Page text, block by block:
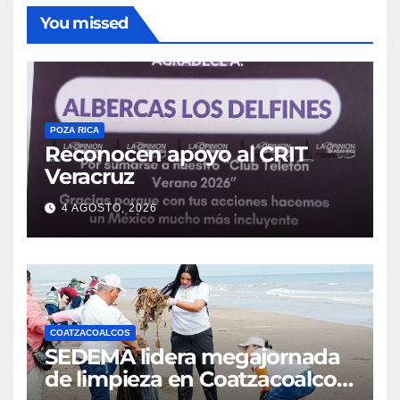
You missed
POZA RICA
Reconocen apoyo al CRIT
Veracruz
4 AGOSTO, 2026
COATZACOALCOS
SEDEMA lidera megajornada
de limpieza en Coatzacoalcos;